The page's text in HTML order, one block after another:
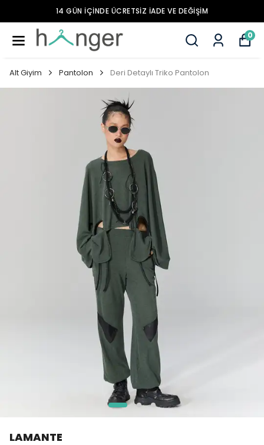
14 GÜN İÇİNDE ÜCRETSİZ İADE VE DEĞİŞİM
0
Alt Giyim Pantolon Deri Detaylı Triko Pantolon
LAMANTE